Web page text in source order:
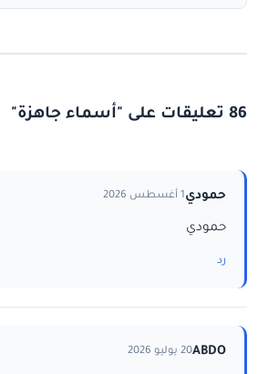
86 تعليقات على "أسماء جاهزة"
حمودي1 أغسطس 2026
حمودي
رد
ABDO20 يوليو 2026